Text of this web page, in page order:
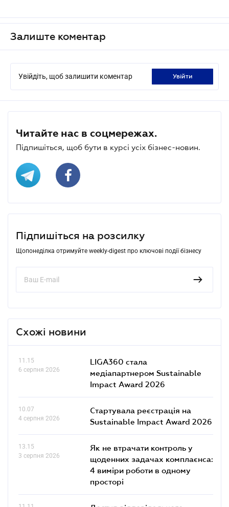
Залиште коментар
Увійдіть, щоб залишити коментар увійти
Читайте нас в соцмережах.
Підпишіться, щоб бути в курсі усіх бізнес-новин.
Підпишіться на розсилку
Щопонеділка отримуйте weekly-digest про ключові події бізнесу
Схожі новини
11.15
6 серпня 2026
LIGA360 стала
медіапартнером Sustainable
Impact Award 2026
10.07
4 серпня 2026
Стартувала реєстрація на
Sustainable Impact Award 2026
13.15
3 серпня 2026
Як не втрачати контроль у
щоденних задачах комплаєнса:
4 виміри роботи в одному
просторі